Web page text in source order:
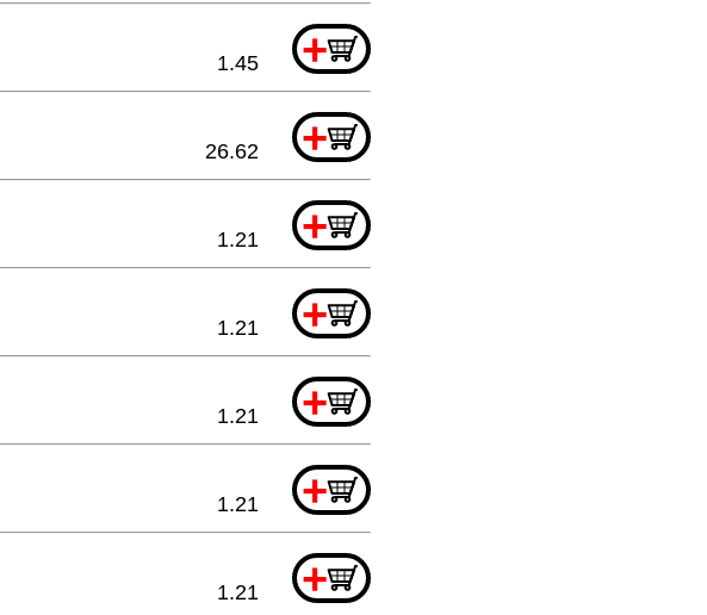
+
1.45
+
26.62
+
1.21
+
1.21
+
1.21
+
1.21
+
1.21